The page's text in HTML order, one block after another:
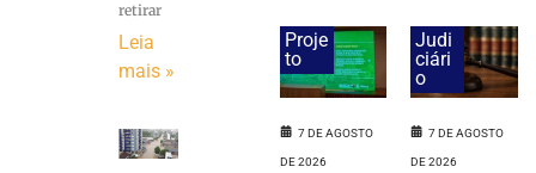
retirar
Leia
mais »
Proje
to
7 DE AGOSTO
DE 2026
Judi
ciári
o
7 DE AGOSTO
DE 2026